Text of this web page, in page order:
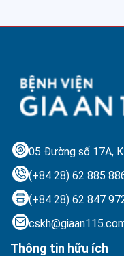
05 Đường số 17A,
(+84 28) 62 885
(+84 28) 62 847
Thông tin hữu ích